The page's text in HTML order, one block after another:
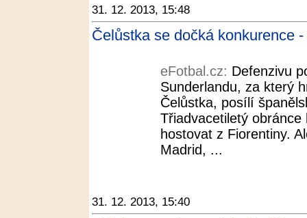
31. 12. 2013, 15:48
Čelůstka se dočká konkurence
eFotbal.cz: Defenzivu
Sunderlandu, za který
Čelůstka, posílí
Třiadvacetiletý
hostovat z Fiorentiny.
Madrid, ...
31. 12. 2013, 15:40